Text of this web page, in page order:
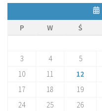
P
W Ś
3
4 5
10
11 12
17
18 19
24
25 26